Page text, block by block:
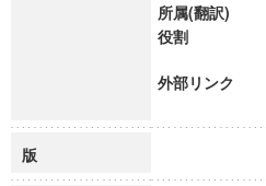
所属(翻訳)
役割
外部リンク
版